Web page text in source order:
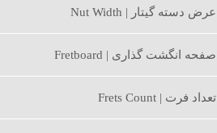
عرض دسته گیتار | Nut Width
صفحه انگشت گذاری | Fretboard
تعداد فرت | Frets Count